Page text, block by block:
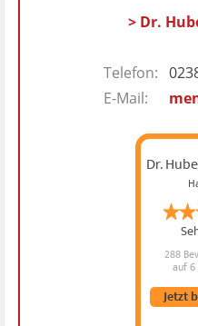
> Dr.
Telefon:
E-Mail:
Dr.
288
auf
Jetzt